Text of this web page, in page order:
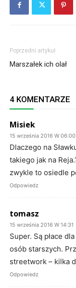
Poprzedni artykuł
Marszałek ich olał
4 KOMENTARZE
Misiek
15 września 2016 W 06:00
Dlaczego na
takiego jak na
zwykle to osiedle
Odpowiedz
tomasz
15 września 2016 W 14:31
Super. Są płace
osób starszych.
streetwork – kilka
Odpowiedz